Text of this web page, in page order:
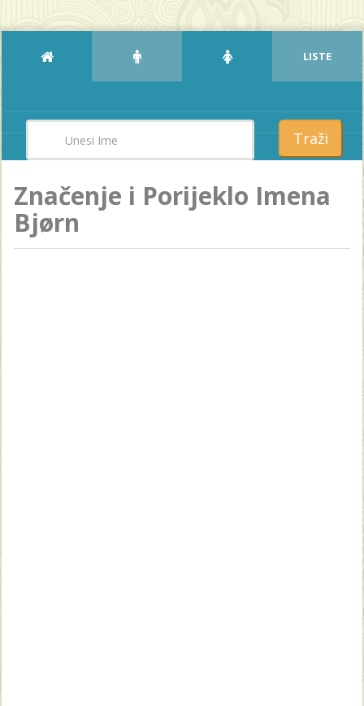
LISTE
Traži
Značenje i Porijeklo Imena
Bjørn